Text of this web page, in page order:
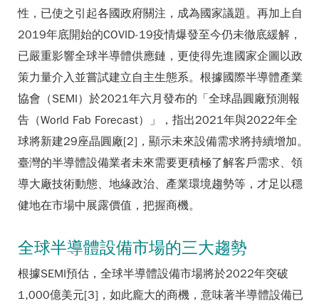
性，已使之引起各國政府關注，成為國家議題。再加上自
2019年底開始的COVID-19疫情爆發至今仍未徹底緩解，
已嚴重影響全球半導體供應鏈，更使得先進國家企圖以政
策力量介入並嘗試建立自主生態系。根據國際半導體產業
協會（SEMI）於2021年六月發布的「全球晶圓廠預測報
告（World Fab Forecast）」，指出2021年與2022年全
球將新建29座晶圓廠[2]，顯示未來設備需求將持續增加。
臺灣的半導體設備業者未來需要更積極了解客戶需求、領
導大廠技術動態、地緣政治、產業環境趨勢等，才足以穩
健地在市場中展露價值，把握商機。
全球半導體設備市場的三大趨勢
根據SEMI預估，全球半導體設備市場將於2022年突破
1,000億美元[3]，如此龐大的商機，意味著半導體設備已